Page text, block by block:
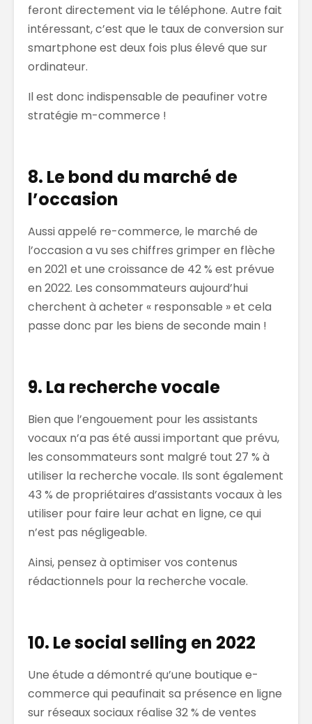
feront directement via le téléphone. Autre fait
intéressant, c’est que le taux de conversion sur
smartphone est deux fois plus élevé que sur
ordinateur.
Il est donc indispensable de peaufiner votre
stratégie m-commerce !
8. Le bond du marché de
l’occasion
Aussi appelé re-commerce, le marché de
l’occasion a vu ses chiffres grimper en flèche
en 2021 et une croissance de 42 % est prévue
en 2022. Les consommateurs aujourd’hui
cherchent à acheter « responsable » et cela
passe donc par les biens de seconde main !
9. La recherche vocale
Bien que l’engouement pour les assistants
vocaux n’a pas été aussi important que prévu,
les consommateurs sont malgré tout 27 % à
utiliser la recherche vocale. Ils sont également
43 % de propriétaires d’assistants vocaux à les
utiliser pour faire leur achat en ligne, ce qui
n’est pas négligeable.
Ainsi, pensez à optimiser vos contenus
rédactionnels pour la recherche vocale.
10. Le social selling en 2022
Une étude a démontré qu’une boutique e-
commerce qui peaufinait sa présence en ligne
sur réseaux sociaux réalise 32 % de ventes